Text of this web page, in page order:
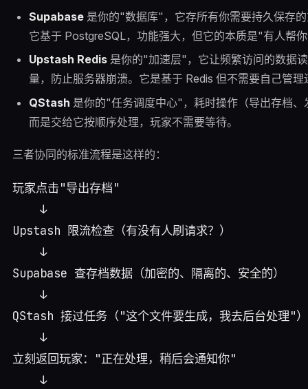
Supabase是你的"数据库"，它存所有你需要持久保存
它基于 PostgreSQL，功能强大，但它的本质是"有人帮
Upstash Redis是你的"加速层"，它让频繁访问的数据
量，防止服务器崩溃。它是基于 Redis 但不需要自己管理
QStash 是你的"任务调度中心"，耗时操作（导出存档
而是交给它按顺序处理，玩家不需要等待。
三者协同的标准流程是这样的：
玩家点击"导出存档"
    ↓
Upstash 限流检查（有没有人刷请求？）
    ↓
Supabase 查存档数据（加密的、隔离的、安全的）
    ↓
QStash 接过任务（"这个文件要生成，我去后台处理"）
    ↓
立刻返回玩家："正在处理，稍后会通知你"
    ↓